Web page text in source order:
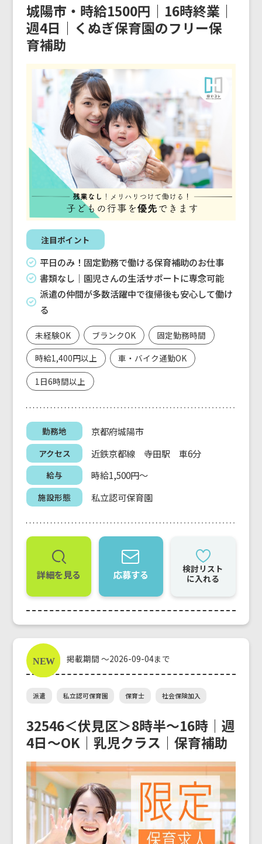
城陽市・時給1500円｜16時終業｜
週4日｜くぬぎ保育園のフリー保
育補助
注目ポイント
平日のみ！固定勤務で働ける保育補助のお仕事
書類なし｜園児さんの生活サポートに専念可能
派遣の仲間が多数活躍中で復帰後も安心して働け
る
未経験OK ブランクOK
固定勤務時間
時給1,400円以上
車・バイク通勤OK
1日6時間以上
勤務地 京都府城陽市
アクセス 近鉄京都線 寺田駅 車6分
給与 時給1,500円～
施設形態 私立認可保育園
詳細を見る 応募する
検討リスト
に入れる
掲載期間 ～2026-09-04まで
派遣 私立認可保育園 保育士 社会保険加入
32546＜伏見区＞8時半～16時｜週
4日〜OK｜乳児クラス｜保育補助